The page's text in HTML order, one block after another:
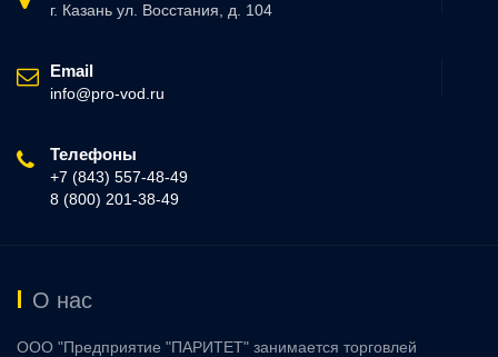
г. Казань ул. Восстания, д. 104
Email
info@pro-vod.ru
Телефоны
+7 (843) 557-48-49
8 (800) 201-38-49
О нас
ООО "Предприятие "ПАРИТЕТ" занимается торговлей